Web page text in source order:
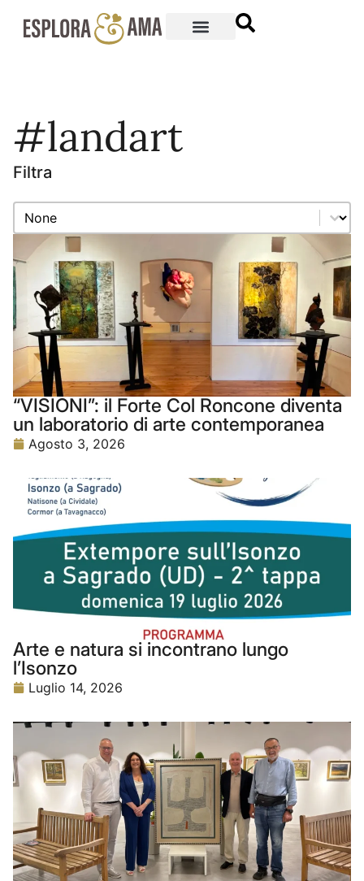
#landart
Filtra
Filtra
Filtra
“VISIONI”: il Forte Col Roncone diventa
un laboratorio di arte contemporanea
Agosto 3, 2026
Arte e natura si incontrano lungo
l’Isonzo
Luglio 14, 2026